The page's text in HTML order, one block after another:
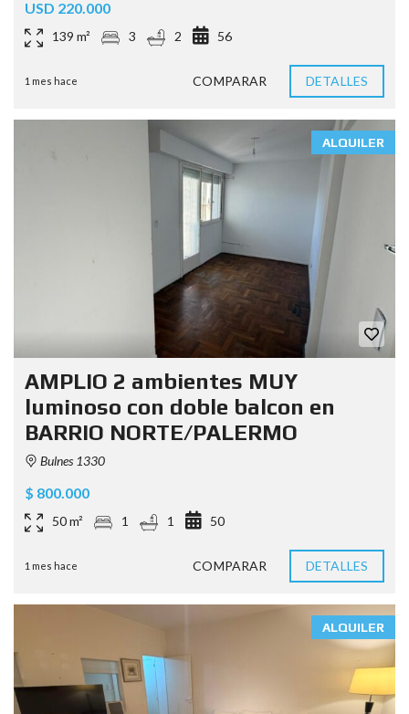
USD 220.000
139 m² 3 2 56
1 mes hace COMPARAR DETALLES
ALQUILER
AMPLIO 2 ambientes MUY
luminoso con doble balcon en
BARRIO NORTE/PALERMO
Bulnes 1330
$ 800.000
50 m² 1 1 50
1 mes hace COMPARAR DETALLES
ALQUILER